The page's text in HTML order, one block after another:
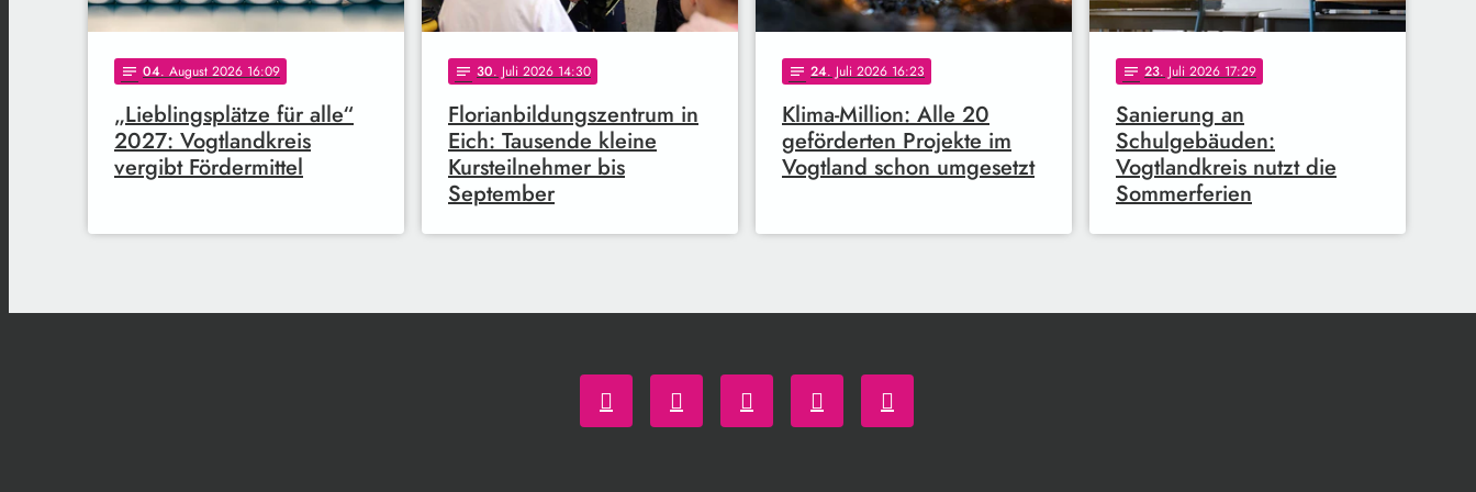
notes 04. August 2026 16:09
„Lieblingsplätze für alle“
2027: Vogtlandkreis
vergibt Fördermittel
notes 30. Juli 2026 14:30
Florianbildungszentrum in
Eich: Tausende kleine
Kursteilnehmer bis
September
notes 24. Juli 2026 16:23
Klima-Million: Alle 20
geförderten Projekte im
Vogtland schon umgesetzt
notes 23. Juli 2026 17:29
Sanierung an
Schulgebäuden:
Vogtlandkreis nutzt die
Sommerferien